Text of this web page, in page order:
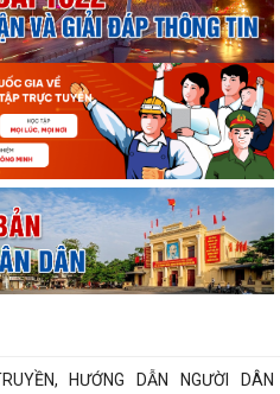
nông nghiệp qua ứng dụng eTax
thuế qua dụng ứng dụng eTax
4 LỆ PHÍ VÀ 7 LOẠI PHÍ KHI THỰC
TUYẾN
khai kết quả triển khai Nghị quyết
trước...
HƯỚNG DẪN NGƯỜI DÂN